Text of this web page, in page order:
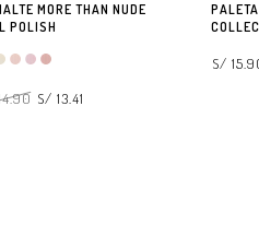
MORE THAN NUDE
POLISH
S/ 13.41
S/